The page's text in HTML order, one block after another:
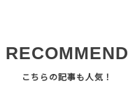
RECOMMEND